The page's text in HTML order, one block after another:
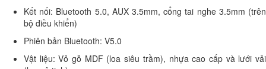
Kết nối: Bluetooth 5.0, AUX 3.5mm, cổng tai nghe 3.5mm (trên
bộ điều khiển)
Phiên bản Bluetooth: V5.0
Vật liệu: Vỏ gỗ MDF (loa siêu trầm), nhựa cao cấp và lưới vải